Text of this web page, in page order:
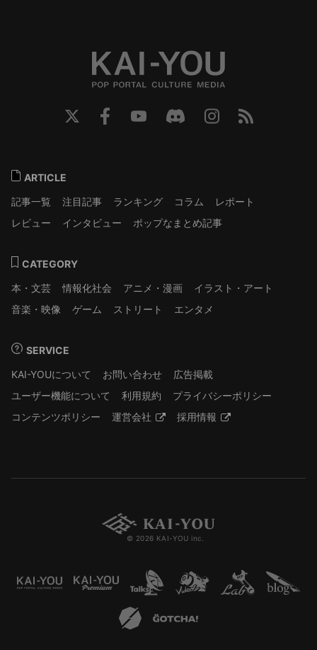
ARTICLE
記事一覧
注目記事 ランキング コラム
レポート
レビュー
インタビュー ポップなまとめ記事
CATEGORY
本・文芸
情報化社会 アニメ・漫画
イラスト・アート
音楽・映像
ゲーム ストリート エンタメ
SERVICE
KAI-YOUについて
お問い合わせ
広告掲載
ユーザー機能について
利用規約
プライバシーポリシー
コンテンツポリシー
運営会社 採用情報
© 2026 KAI-YOU inc.